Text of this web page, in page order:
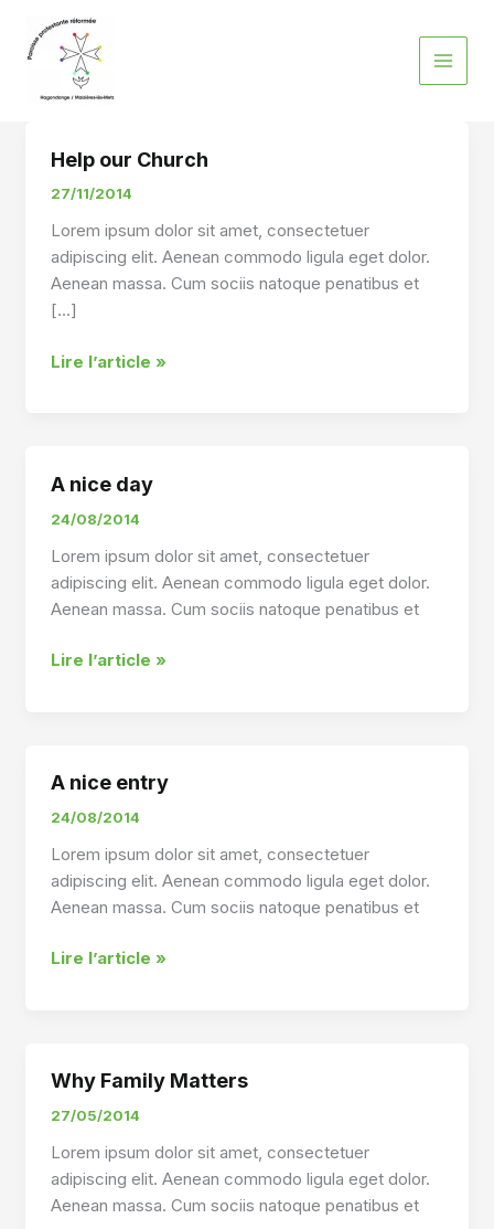
contenu
Help our Church
27/11/2014
Lorem ipsum dolor sit amet, consectetuer
adipiscing elit. Aenean commodo ligula eget dolor.
Aenean massa. Cum sociis natoque penatibus et
[…]
Help
Lire l’article »
A nice day
24/08/2014
Lorem ipsum dolor sit amet, consectetuer
adipiscing elit. Aenean commodo ligula eget dolor.
Aenean massa. Cum sociis natoque penatibus et
A
Lire l’article »
A nice entry
24/08/2014
Lorem ipsum dolor sit amet, consectetuer
adipiscing elit. Aenean commodo ligula eget dolor.
Aenean massa. Cum sociis natoque penatibus et
A
Lire l’article »
Why Family Matters
27/05/2014
Lorem ipsum dolor sit amet, consectetuer
adipiscing elit. Aenean commodo ligula eget dolor.
Aenean massa. Cum sociis natoque penatibus et